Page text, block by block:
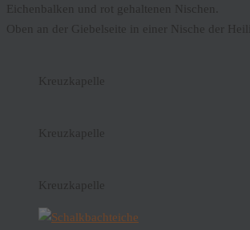
Eichenbalken und rot gehaltenen Nischen.
Oben an der Giebelseite in einer Nische der
Kreuzkapelle
Kreuzkapelle
Kreuzkapelle